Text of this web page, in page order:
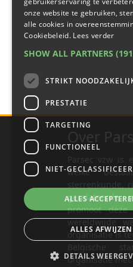
Parsec vzw
welke
sterrenkunde,
gerelateerde
promoot
wereldwijde
organisatie is
Belgische
organisatie met
onze website te gebruiken,
alle cookies in
Cookiebeleid. Lees verder
SHOW ALL PARTNERS
STRIKT
PRESTATIE
TARGETING
FUNCTIONEEL
NIET-
ALLES
ALLES AFWIJZEN
DETAILS